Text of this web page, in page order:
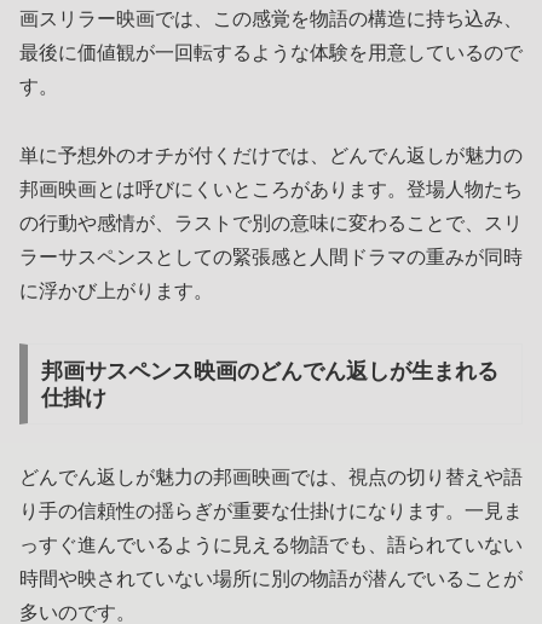
画スリラー映画では、この感覚を物語の構造に持ち込み、
最後に価値観が一回転するような体験を用意しているので
す。
単に予想外のオチが付くだけでは、どんでん返しが魅力の
邦画映画とは呼びにくいところがあります。登場人物たち
の行動や感情が、ラストで別の意味に変わることで、スリ
ラーサスペンスとしての緊張感と人間ドラマの重みが同時
に浮かび上がります。
邦画サスペンス映画のどんでん返しが生まれる
仕掛け
どんでん返しが魅力の邦画映画では、視点の切り替えや語
り手の信頼性の揺らぎが重要な仕掛けになります。一見ま
っすぐ進んでいるように見える物語でも、語られていない
時間や映されていない場所に別の物語が潜んでいることが
多いのです。